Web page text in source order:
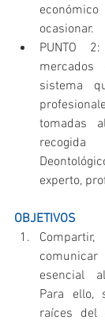
ocasionar.
PUNTO
sistema
tomadas
experto,
OBJETIVOS
esencial
Para ello,
raíces del